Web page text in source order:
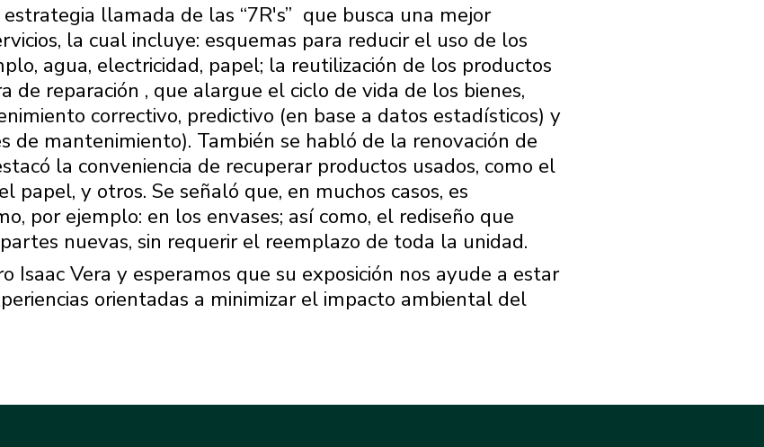
llamada de las “7R's” 󠀠 que busca una mejor
la cual incluye: esquemas para reducir el uso de los
agua, electricidad, papel; la reutilización de los productos
de reparación , que alargue el ciclo de vida de los bienes,
correctivo, predictivo (en base a datos estadísticos) y
de mantenimiento). También se habló de la renovación de
la conveniencia de recuperar productos usados, como el
papel, y otros. Se señaló que, en muchos casos, es
por ejemplo: en los envases; así como, el rediseño que
nuevas, sin requerir el reemplazo de toda la unidad.
Isaac Vera y esperamos que su exposición nos ayude a estar
orientadas a minimizar el impacto ambiental del